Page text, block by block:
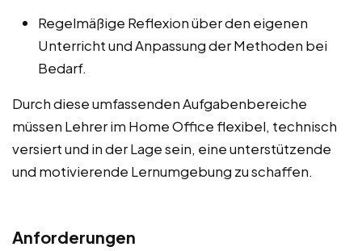
Regelmäßige Reflexion über den eigenen
Unterricht und Anpassung der Methoden bei
Bedarf.
Durch diese umfassenden Aufgabenbereiche
müssen Lehrer im Home Office flexibel, technisch
versiert und in der Lage sein, eine unterstützende
und motivierende Lernumgebung zu schaffen.
Anforderungen